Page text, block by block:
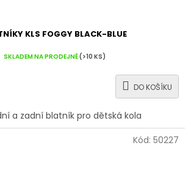
KLS FOGGY BLACK-BLUE
SKLADEM NA PRODEJNĚ(>10 KS)
DO KOŠÍKU
a zadní blatník pro dětská kola
Kód: 50227